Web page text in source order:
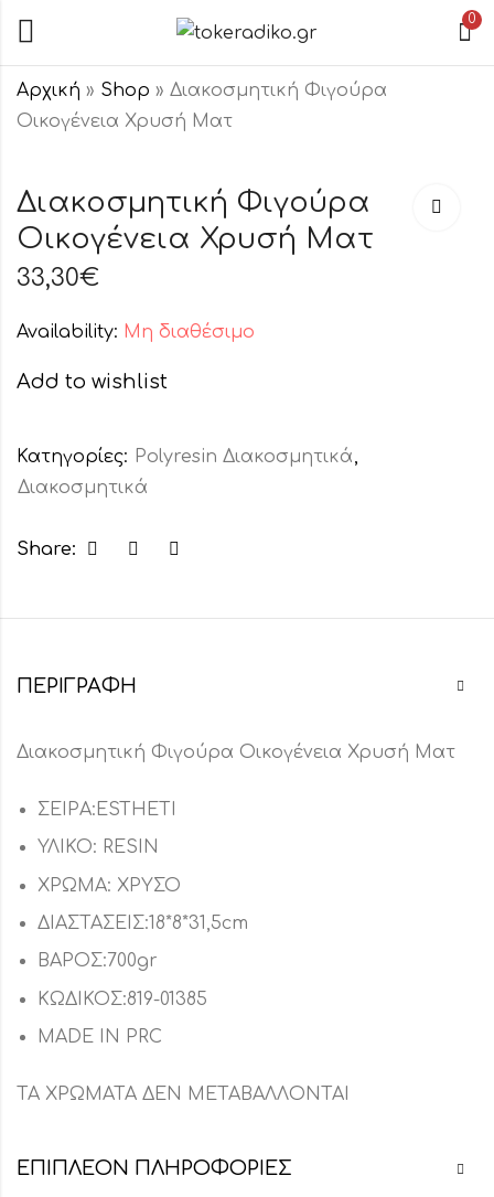
0
Αρχική » Shop » Διακοσμητική Φιγούρα
Οικογένεια Χρυσή Ματ
Ελέφαντας
Χρυσός σε
Μπάλα
25,10
Φιγούρα
Ζευγάρι
Χρυσό Ματ
20,00
Διακοσμητική Φιγούρα
Οικογένεια Χρυσή Ματ
33,30€
Availability: Μη διαθέσιμο
Add to wishlist
Κατηγορίες: Polyresin Διακοσμητικά,
Διακοσμητικά
Share:
ΠΕΡΙΓΡΑΦΉ
Διακοσμητική Φιγούρα Οικογένεια Χρυσή Ματ
ΣΕΙΡΑ:ESTHETI
ΥΛΙΚΟ: RESIN
ΧΡΩΜΑ: ΧΡΥΣΟ
ΔΙΑΣΤΑΣΕΙΣ:18*8*31,5cm
ΒΑΡΟΣ:700gr
ΚΩΔΙΚΟΣ:819-01385
MADE IN PRC
ΤΑ ΧΡΩΜΑΤΑ ΔΕΝ ΜΕΤΑΒΑΛΛΟΝΤΑΙ
ΕΠΙΠΛΈΟΝ ΠΛΗΡΟΦΟΡΊΕΣ